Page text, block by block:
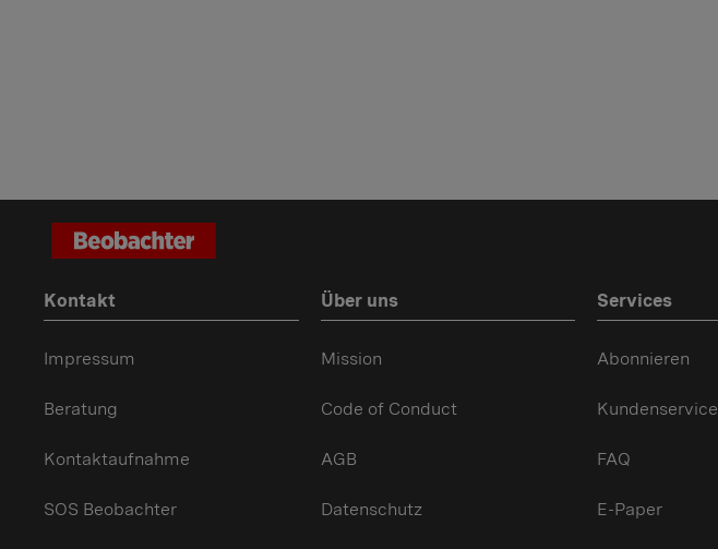
Kontakt
Impressum
Beratung
Kontaktaufnahme
SOS Beobachter
Über uns
Mission
Code of Conduct
AGB
Datenschutz
Services
Abonnieren
Kundenservice
FAQ
E-Paper